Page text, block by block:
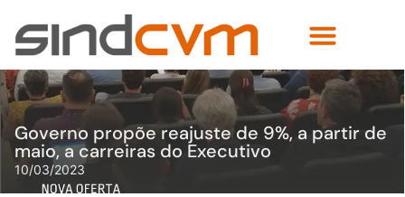
Governo propõe reajuste de 9%, a partir de
maio, a carreiras do Executivo
10/03/2023